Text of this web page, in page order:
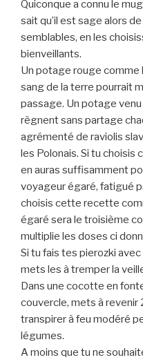
Quiconque a connu le
sait qu’il est sage alors
semblables, en les
bienveillants.
Un potage rouge comme
sang de la terre pourrait
passage. Un potage venu
règnent sans partage
agrémenté de raviolis
les Polonais. Si tu
en auras suffisamment
voyageur égaré, fatigué
choisis cette recette
égaré sera le troisième
multiplie les doses ci
Si tu fais tes pierozki
mets les à tremper la
Dans une cocotte en
couvercle, mets à revenir
transpirer à feu modéré
légumes.
A moins que tu ne